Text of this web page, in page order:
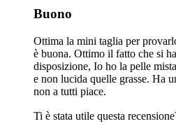
Buono
Ottima la mini taglia per
è buona. Ottimo il fatto che si
disposizione, Io ho la pelle
e non lucida quelle grasse. Ha
non a tutti piace.
Ti è stata utile questa